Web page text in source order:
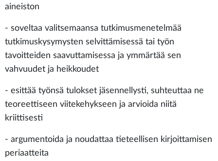
aineiston
- soveltaa valitsemaansa tutkimusmenetelmää
tutkimuskysymysten selvittämisessä tai työn
tavoitteiden saavuttamisessa ja ymmärtää sen
vahvuudet ja heikkoudet
- esittää työnsä tulokset jäsennellysti, suhteuttaa ne
teoreettiseen viitekehykseen ja arvioida niitä
kriittisesti
- argumentoida ja noudattaa tieteellisen kirjoittamisen
periaatteita